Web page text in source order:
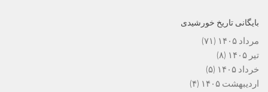
بایگانی تاریخ خورشیدی
مرداد ۱۴۰۵
(۷۱)
تیر ۱۴۰۵
(۸)
خرداد ۱۴۰۵
(۵)
اردیبهشت ۱۴۰۵
(۴)